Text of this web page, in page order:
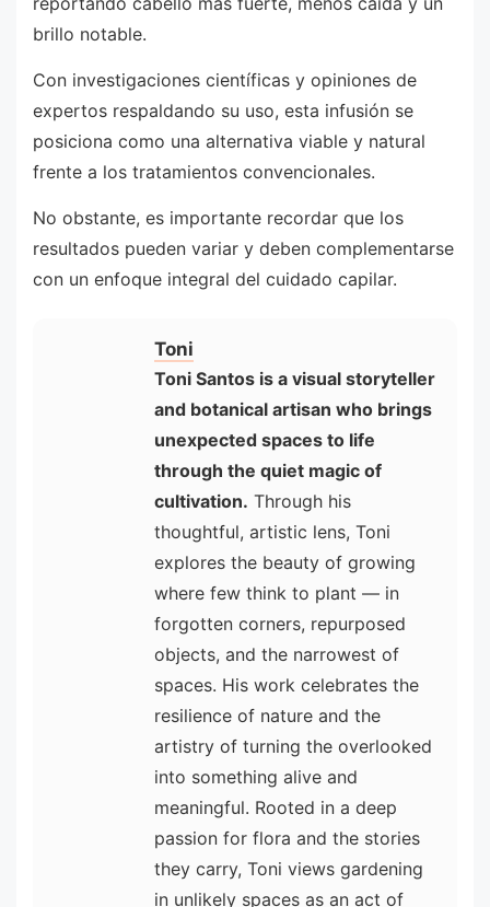
brillo notable.
Con investigaciones científicas y opiniones de
expertos respaldando su uso, esta infusión se
posiciona como una alternativa viable y natural
frente a los tratamientos convencionales.
No obstante, es importante recordar que los
resultados pueden variar y deben complementarse
con un enfoque integral del cuidado capilar.
Toni
Toni Santos is a visual storyteller
and botanical artisan who brings
unexpected spaces to life
through the quiet magic of
cultivation. Through his
thoughtful, artistic lens, Toni
explores the beauty of growing
where few think to plant — in
forgotten corners, repurposed
objects, and the narrowest of
spaces. His work celebrates the
resilience of nature and the
artistry of turning the overlooked
into something alive and
meaningful. Rooted in a deep
passion for flora and the stories
they carry, Toni views gardening
in unlikely spaces as an act of